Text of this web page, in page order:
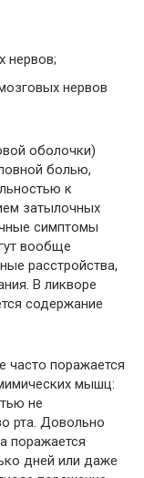
нервов;
нервов
оболочки)
болью,
к
затылочных
симптомы
вообще
расстройства,
В ликворе
содержание
часто поражается
мышц:
не
рта. Довольно
поражается
дней или даже